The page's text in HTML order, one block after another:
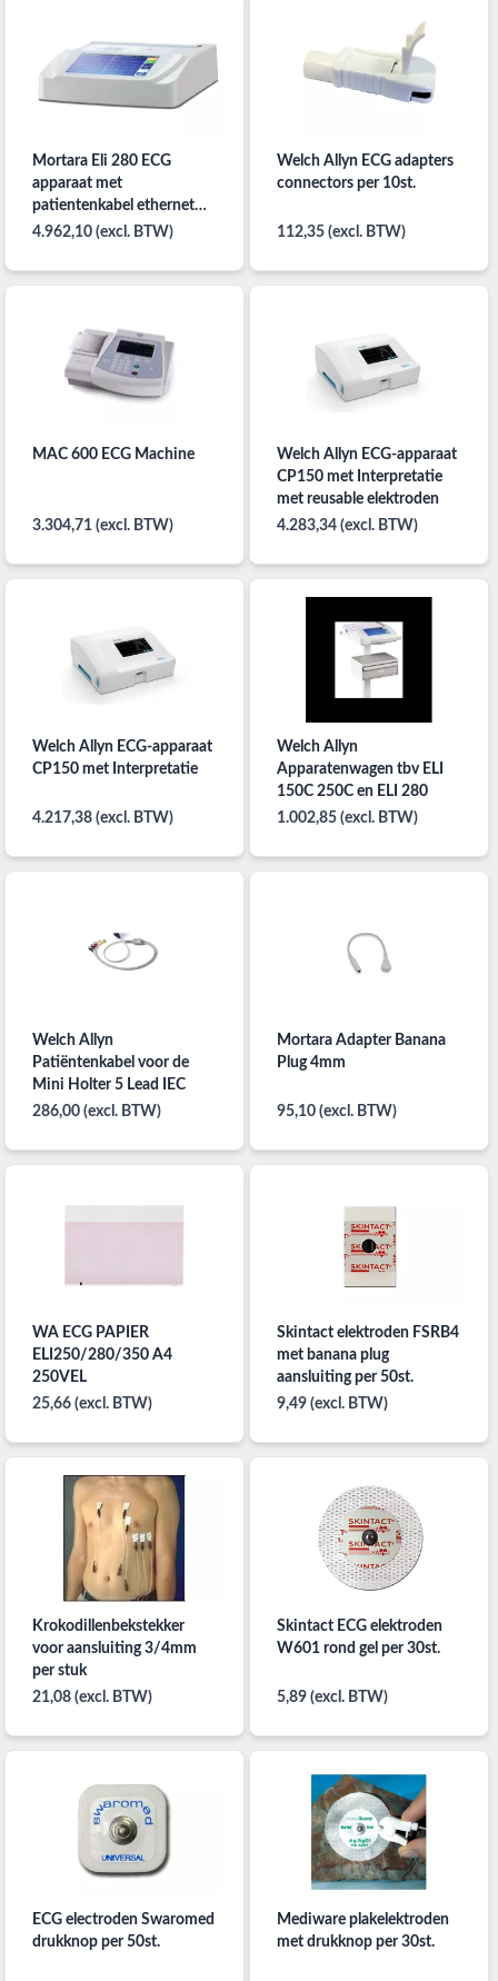
Mortara Eli 280 ECG
apparaat met
patientenkabel ethernet
LAN
4.962,10 (excl. BTW)
Welch Allyn ECG adapters
connectors per 10st.
112,35 (excl. BTW)
MAC 600 ECG Machine
3.304,71 (excl. BTW)
Welch Allyn ECG-apparaat
CP150 met Interpretatie
met reusable elektroden
4.283,34 (excl. BTW)
Welch Allyn ECG-apparaat
CP150 met Interpretatie
4.217,38 (excl. BTW)
Welch Allyn
Apparatenwagen tbv ELI
150C 250C en ELI 280
1.002,85 (excl. BTW)
Welch Allyn
Patiëntenkabel voor de
Mini Holter 5 Lead IEC
286,00 (excl. BTW)
Mortara Adapter Banana
Plug 4mm
95,10 (excl. BTW)
WA ECG PAPIER
ELI250/280/350 A4
250VEL
25,66 (excl. BTW)
Skintact elektroden FSRB4
met banana plug
aansluiting per 50st.
9,49 (excl. BTW)
Krokodillenbekstekker
voor aansluiting 3/4mm
per stuk
21,08 (excl. BTW)
Skintact ECG elektroden
W601 rond gel per 30st.
5,89 (excl. BTW)
ECG electroden Swaromed
drukknop per 50st.
Mediware plakelektroden
met drukknop per 30st.